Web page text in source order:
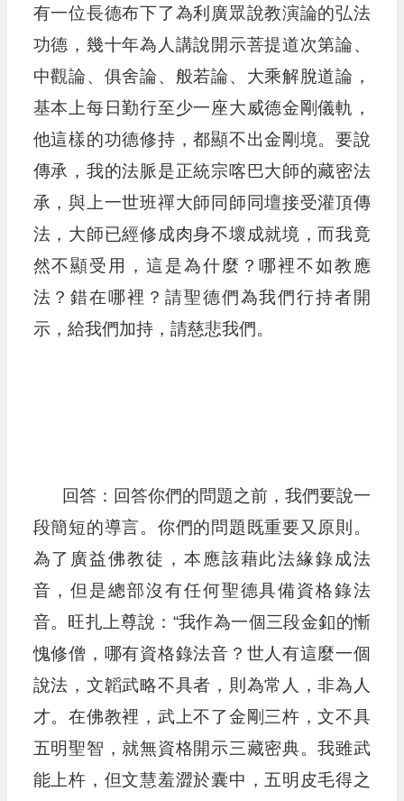
有一位長德布下了為利廣眾說教演論的弘法
功德，幾十年為人講說開示菩提道次第論、
中觀論、俱舍論、般若論、大乘解脫道論，
基本上每日勤行至少一座大威德金剛儀軌，
他這樣的功德修持，都顯不出金剛境。要說
傳承，我的法脈是正統宗喀巴大師的藏密法
承，與上一世班禪大師同師同壇接受灌頂傳
法，大師已經修成肉身不壞成就境，而我竟
然不顯受用，這是為什麼？哪裡不如教應
法？錯在哪裡？請聖德們為我們行持者開
示，給我們加持，請慈悲我們。
回答：回答你們的問題之前，我們要說一
段簡短的導言。你們的問題既重要又原則。
為了廣益佛教徒，本應該藉此法緣錄成法
音，但是總部沒有任何聖德具備資格錄法
音。旺扎上尊說：“我作為一個三段金釦的慚
愧修僧，哪有資格錄法音？世人有這麼一個
說法，文韜武略不具者，則為常人，非為人
才。在佛教裡，武上不了金剛三杵，文不具
五明聖智，就無資格開示三藏密典。我雖武
能上杵，但文慧羞澀於囊中，五明皮毛得之